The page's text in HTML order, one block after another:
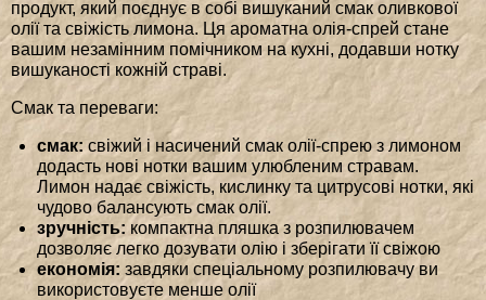
продукт, який поєднує в собі вишуканий смак оливкової
олії та свіжість лимона. Ця ароматна олія-спрей стане
вашим незамінним помічником на кухні, додавши нотку
вишуканості кожній страві.
Смак та переваги:
смак:свіжий і насичений смак олії-спрею з лимоном
додасть нові нотки вашим улюбленим стравам.
Лимон надає свіжість, кислинку та цитрусові нотки, які
чудово балансують смак олії.
зручність: компактна пляшка з розпилювачем
дозволяє легко дозувати олію і зберігати її свіжою
економія: завдяки спеціальному розпилювачу ви
використовуєте менше олії